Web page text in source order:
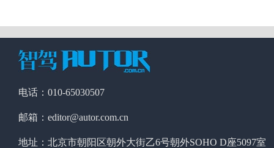
电话：010-65030507
邮箱：editor@autor.com.cn
地址：北京市朝阳区朝外大街乙6号朝外SOHO D座5097室